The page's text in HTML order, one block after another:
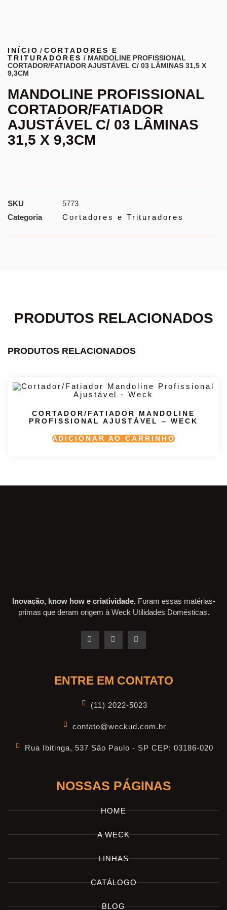
INÍCIO /CORTADORES E
TRITURADORES / MANDOLINE PROFISSIONAL
CORTADOR/FATIADOR AJUSTÁVEL C/ 03 LÂMINAS 31,5 X
9,3CM
MANDOLINE PROFISSIONAL
CORTADOR/FATIADOR
AJUSTÁVEL C/ 03 LÂMINAS
31,5 X 9,3CM
SKU
5773
Categoria
Cortadores e Trituradores
PRODUTOS RELACIONADOS
PRODUTOS RELACIONADOS
CORTADOR/FATIADOR MANDOLINE
PROFISSIONAL AJUSTÁVEL – WECK
ADICIONAR AO CARRINHO
Inovação, know how e criatividade. Foram essas matérias-
primas que deram origem à Weck Utilidades Domésticas.
ENTRE EM CONTATO
(11) 2022-5023
contato@weckud.com.br
Rua Ibitinga, 537 São Paulo - SP CEP: 03186-020
NOSSAS PÁGINAS
HOME
A WECK
LINHAS
CATÁLOGO
BLOG